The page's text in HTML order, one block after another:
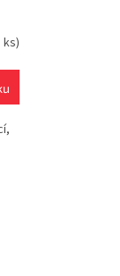
ks)